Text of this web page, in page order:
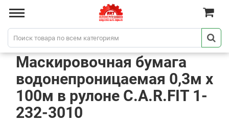
Маскировочная бумага
водонепроницаемая 0,3м х
100м в рулоне C.A.R.FIT 1-
232-3010